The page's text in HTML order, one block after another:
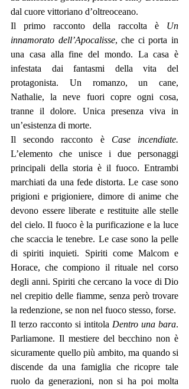
dal cuore vittoriano d’oltreoceano.
Il primo racconto della raccolta è Un
innamorato dell’Apocalisse, che ci porta in
una casa alla fine del mondo. La casa è
infestata dai fantasmi della vita del
protagonista. Un romanzo, un cane,
Nathalie, la neve fuori copre ogni cosa,
tranne il dolore. Unica presenza viva in
un’esistenza di morte.
Il secondo racconto è Case incendiate.
L’elemento che unisce i due personaggi
principali della storia è il fuoco. Entrambi
marchiati da una fede distorta. Le case sono
prigioni e prigioniere, dimore di anime che
devono essere liberate e restituite alle stelle
del cielo. Il fuoco è la purificazione e la luce
che scaccia le tenebre. Le case sono la pelle
di spiriti inquieti. Spiriti come Malcom e
Horace, che compiono il rituale nel corso
degli anni. Spiriti che cercano la voce di Dio
nel crepitio delle fiamme, senza però trovare
la redenzione, se non nel fuoco stesso, forse.
Il terzo racconto si intitola Dentro una bara.
Parliamone. Il mestiere del becchino non è
sicuramente quello più ambito, ma quando si
discende da una famiglia che ricopre tale
ruolo da generazioni, non si ha poi molta